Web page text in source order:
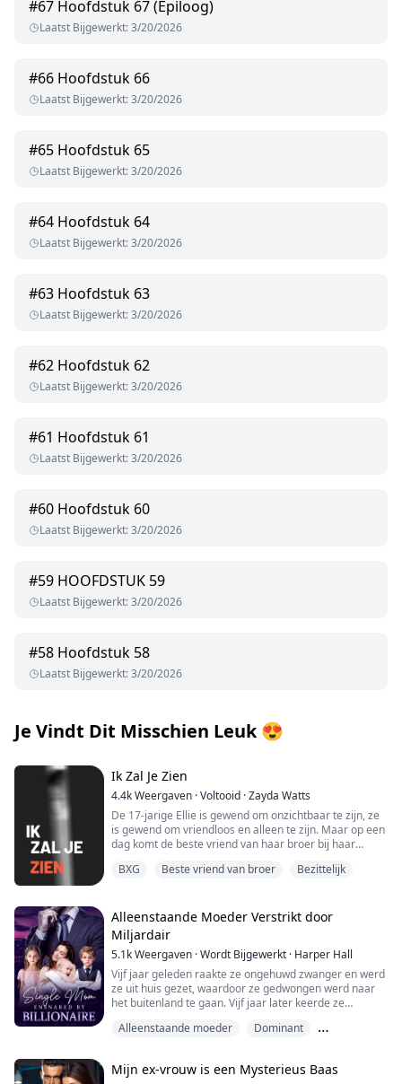
#67 Hoofdstuk 67 (Epiloog)
Laatst Bijgewerkt:3/20/2026
#66 Hoofdstuk 66
Laatst Bijgewerkt:3/20/2026
#65 Hoofdstuk 65
Laatst Bijgewerkt:3/20/2026
#64 Hoofdstuk 64
Laatst Bijgewerkt:3/20/2026
#63 Hoofdstuk 63
Laatst Bijgewerkt:3/20/2026
#62 Hoofdstuk 62
Laatst Bijgewerkt:3/20/2026
#61 Hoofdstuk 61
Laatst Bijgewerkt:3/20/2026
#60 Hoofdstuk 60
Laatst Bijgewerkt:3/20/2026
#59 HOOFDSTUK 59
Laatst Bijgewerkt:3/20/2026
#58 Hoofdstuk 58
Laatst Bijgewerkt:3/20/2026
Je Vindt Dit Misschien Leuk😍
Ik Zal Je Zien
4.4kWeergaven ·Voltooid ·Zayda Watts
De 17-jarige Ellie is gewend om onzichtbaar te zijn, ze
is gewend om vriendloos en alleen te zijn. Maar op een
dag komt de beste vriend van haar broer bij haar
ongelooflijk sexy.
iemand anders wil Ellie helemaal voor zichzelf en die
persoon is niet van plan haar zomaar te laten gaan;
Noah Winters. De pestkop van de middelbare school en
vastbesloten om alles van Ellie af te pakken, inclusief
haar leven.
"Je hoort bij mij, Ellie."
komen voor in dit boek. Lezersdiscretie is geadviseerd.
BXG Beste vriend van broer Bezittelijk
Alleenstaande Moeder Verstrikt door
Miljardair
5.1kWeergaven ·Wordt Bijgewerkt · Harper Hall
Vijf jaar geleden raakte ze ongehuwd zwanger en werd
ze uit huis gezet, waardoor ze gedwongen werd naar
het buitenland te gaan. Vijf jaar later keerde ze
geen idee dat haar kinderen nog slimmer waren dan
"Mama, we hebben papa teruggebracht!" riepen de
Alleenstaande moeder
Dominant
Mijn ex-vrouw is een Mysterieus Baas